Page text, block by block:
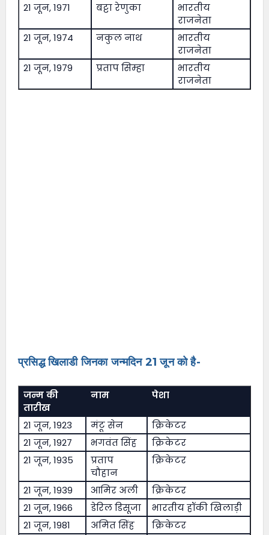
21 जून, 1971 बट्टा रेणुका
भारतीय
राजनेता
21 जून, 1974
नकुल नाथ
भारतीय
राजनेता
21 जून, 1979
प्रताप सिम्हा
भारतीय
राजनेता
प्रसिद्ध खिलाडी जिनका जन्मदिन 21 जून को है-
जन्म की
तारीख
नाम पेशा
21 जून, 1923 मंटू सेन
क्रिकेटर
21 जून, 1927
भगवंत सिंह
क्रिकेटर
21 जून, 1935
प्रताप
चौहान
क्रिकेटर
21 जून, 1939 आमिर अली
क्रिकेटर
21 जून, 1966
डेरिल डिसूजा
भारतीय हॉकी खिलाड़ी
21 जून, 1981
अमित सिंह
क्रिकेटर